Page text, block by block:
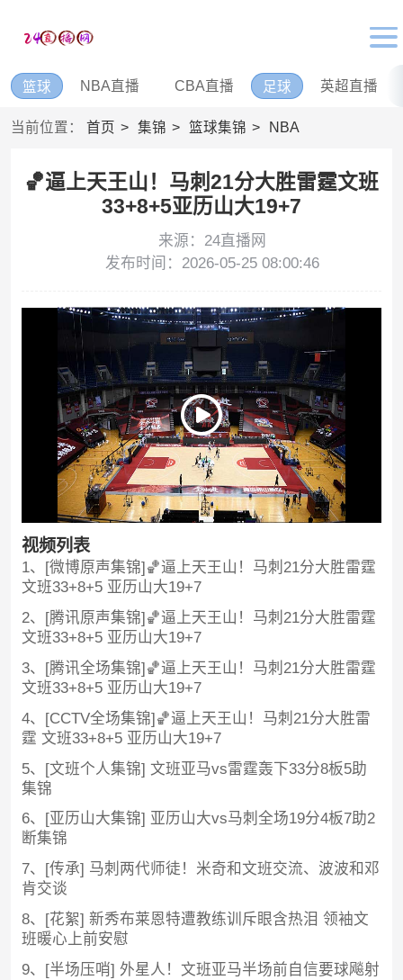
篮球 NBA直播 CBA直播 足球 英超直播
当前位置： 首页 集锦 篮球集锦 NBA
🏀逼上天王山！马刺21分大胜雷霆文班
33+8+5亚历山大19+7
来源：24直播网
发布时间：2026-05-25 08:00:46
视频列表
1、[微博原声集锦]🏀逼上天王山！马刺21分大胜雷霆
文班33+8+5 亚历山大19+7
2、[腾讯原声集锦]🏀逼上天王山！马刺21分大胜雷霆
文班33+8+5 亚历山大19+7
3、[腾讯全场集锦]🏀逼上天王山！马刺21分大胜雷霆
文班33+8+5 亚历山大19+7
4、[CCTV全场集锦]🏀逼上天王山！马刺21分大胜雷
霆 文班33+8+5 亚历山大19+7
5、[文班个人集锦] 文班亚马vs雷霆轰下33分8板5助
集锦
6、[亚历山大集锦] 亚历山大vs马刺全场19分4板7助2
断集锦
7、[传承] 马刺两代师徒！米奇和文班交流、波波和邓
肯交谈
8、[花絮] 新秀布莱恩特遭教练训斥眼含热泪 领袖文
班暖心上前安慰
9、[半场压哨] 外星人！文班亚马半场前自信要球飚射